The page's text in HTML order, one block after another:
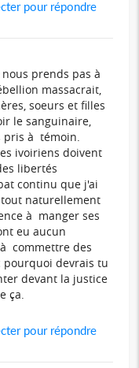
pour répondre
prends pas à
massacrait,
soeurs et filles
le sanguinaire,
pris à témoin.
ivoiriens doivent
libertés
continu que j'ai
tout naturellement
à manger ses
eu aucun
commettre des
pourquoi devrais tu
devant la justice
ça.
pour répondre